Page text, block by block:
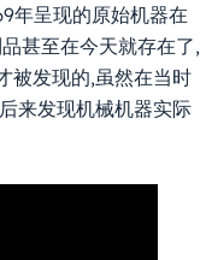
年呈现的原始机器在
甚至在今天就存在了,
被发现的,虽然在当时
来发现机械机器实际